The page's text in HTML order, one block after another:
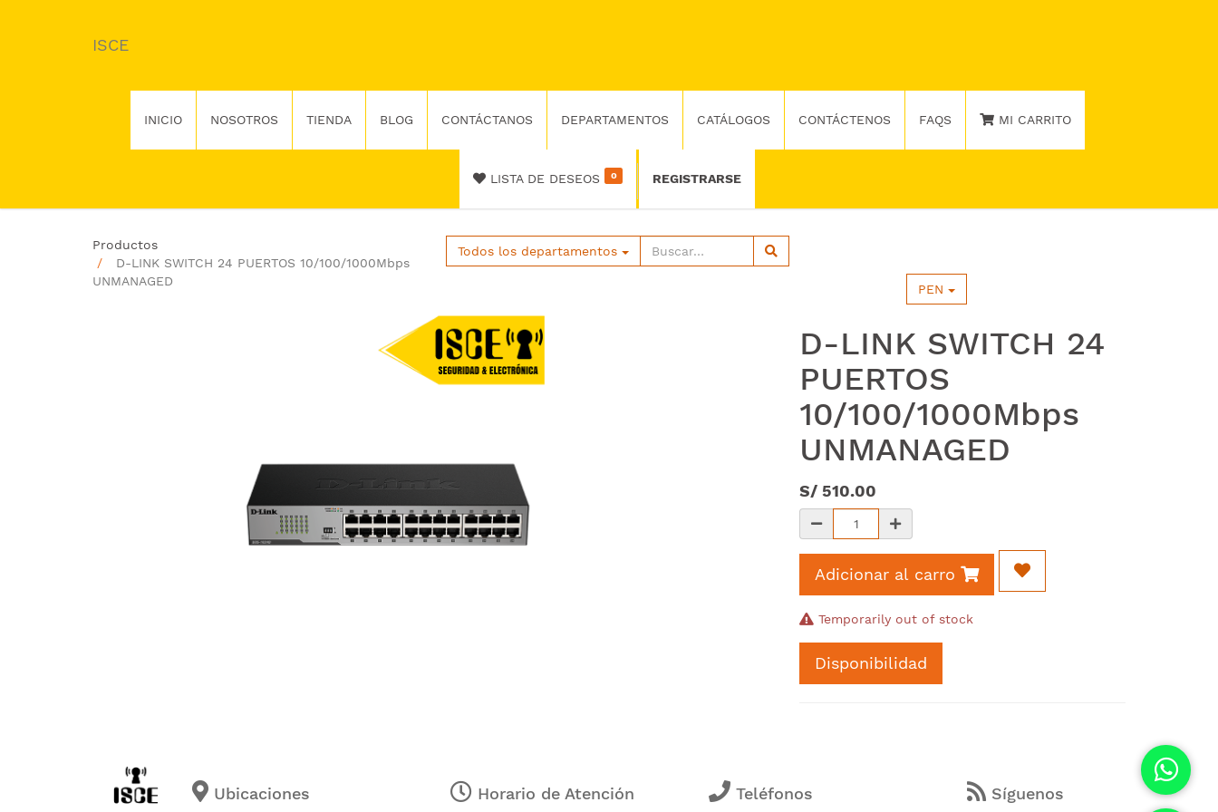
ISCE
INICIO NOSOTROS TIENDA BLOG CONTÁCTANOS DEPARTAMENTOS CATÁLOGOS CONTÁCTENOS FAQS MI CARRITO
LISTA DE DESEOS 0 REGISTRARSE
Productos
D-LINK SWITCH 24 PUERTOS 10/100/1000Mbps
UNMANAGED
Todos los departamentos
PEN
D-LINK SWITCH 24
PUERTOS
10/100/1000Mbps
UNMANAGED
S/ 510.00
Adicionar al carro
Temporarily out of stock
Disponibilidad
Ubicaciones Horario de Atención Teléfonos Síguenos